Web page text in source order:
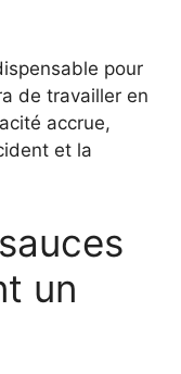
pour
de travailler en
accrue,
et la
un